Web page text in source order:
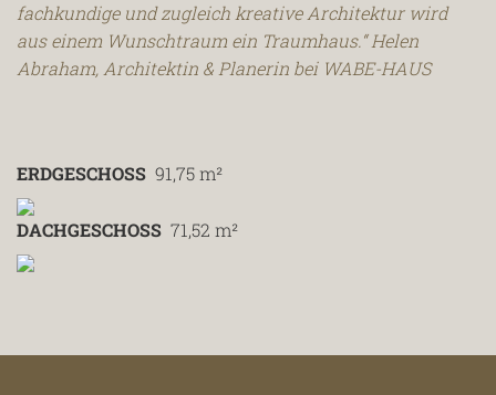
fachkundige und zugleich kreative Architektur wird
aus einem Wunschtraum ein Traumhaus.“ Helen
Abraham, Architektin & Planerin bei WABE-HAUS
ERDGESCHOSS 91,75 m²
DACHGESCHOSS 71,52 m²